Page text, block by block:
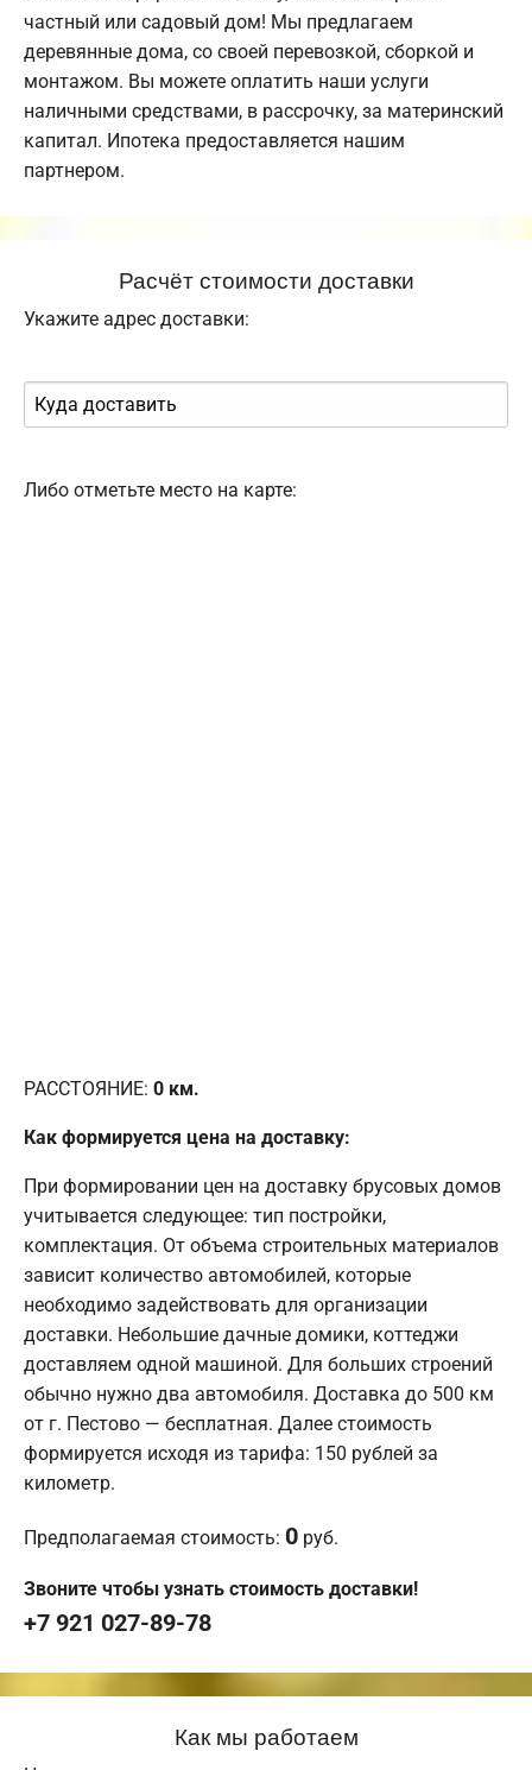
частный или садовый дом! Мы предлагаем
деревянные дома, со своей перевозкой, сборкой и
монтажом. Вы можете оплатить наши услуги
наличными средствами, в рассрочку, за материнский
капитал. Ипотека предоставляется нашим
партнером.
Расчёт стоимости доставки
Укажите адрес доставки:
Либо отметьте место на карте:
РАССТОЯНИЕ: 0 км.
Как формируется цена на доставку:
При формировании цен на доставку брусовых домов
учитывается следующее: тип постройки,
комплектация. От объема строительных материалов
зависит количество автомобилей, которые
необходимо задействовать для организации
доставки. Небольшие дачные домики, коттеджи
доставляем одной машиной. Для больших строений
обычно нужно два автомобиля. Доставка до 500 км
от г. Пестово — бесплатная. Далее стоимость
формируется исходя из тарифа: 150 рублей за
километр.
Предполагаемая стоимость: 0 руб.
Звоните чтобы узнать стоимость доставки!
+7 921 027-89-78
Как мы работаем